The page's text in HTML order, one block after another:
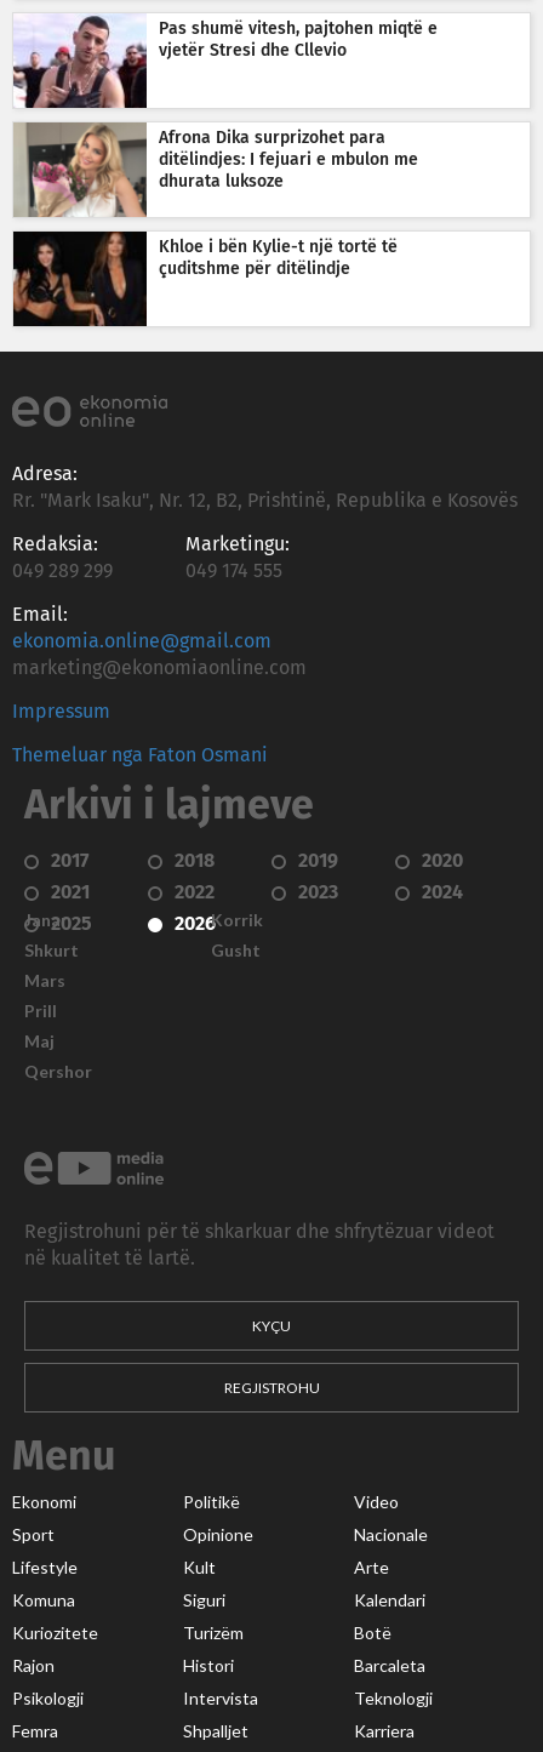
Pas shumë vitesh, pajtohen miqtë e
vjetër Stresi dhe Cllevio
Afrona Dika surprizohet para
ditëlindjes: I fejuari e mbulon me
dhurata luksoze
Khloe i bën Kylie-t një tortë të
çuditshme për ditëlindje
Adresa:
Rr. "Mark Isaku", Nr. 12, B2, Prishtinë, Republika e Kosovës
Redaksia:
049 289 299
Marketingu:
049 174 555
Email:
ekonomia.online@gmail.com
marketing@ekonomiaonline.com
Impressum
Themeluar nga Faton Osmani
Arkivi i lajmeve
2017 2018 2019
2020
2021
2022 2023
2024
2025
2026
Janar
Shkurt
Mars
Prill
Maj
Qershor
Korrik
Gusht
Regjistrohuni për të shkarkuar dhe shfrytëzuar videot
në kualitet të lartë.
KYÇU
REGJISTROHU
Menu
Ekonomi Politikë
Video
Sport
Opinione
Nacionale
Lifestyle
Kult
Arte
Komuna
Siguri
Kalendari
Kuriozitete
Turizëm
Botë
Rajon
Histori
Barcaleta
Psikologji
Intervista
Teknologji
Femra
Shpalljet Karriera